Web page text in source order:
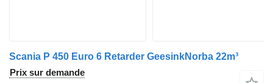
Scania P 450 Euro 6 Retarder GeesinkNorba 22m³
Prix sur demande